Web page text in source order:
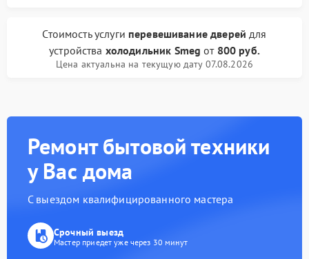
Стоимость услуги перевешивание дверей для
устройства холодильник Smeg от 800 руб.
Цена актуальна на текущую дату 07.08.2026
Ремонт бытовой техники
у Вас дома
С выездом квалифицированного мастера
Срочный выезд
Мастер приедет уже через 30 минут